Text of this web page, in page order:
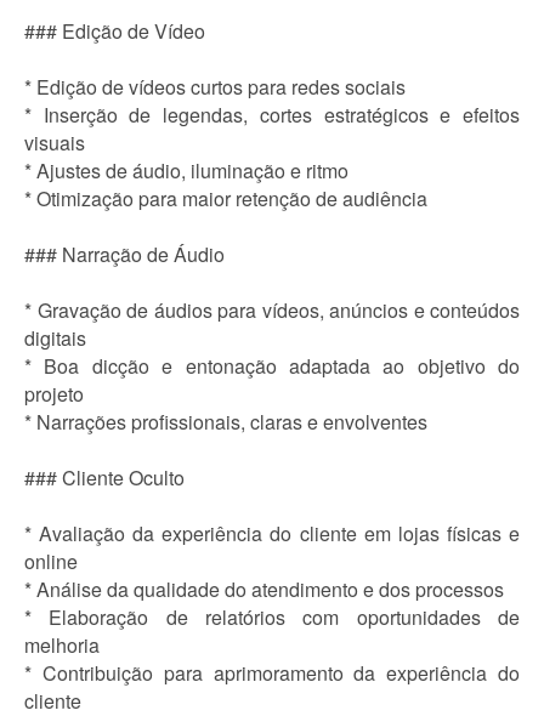
### Edição de Vídeo
* Edição de vídeos curtos para redes sociais
* Inserção de legendas, cortes estratégicos e efeitos
visuais
* Ajustes de áudio, iluminação e ritmo
* Otimização para maior retenção de audiência
### Narração de Áudio
* Gravação de áudios para vídeos, anúncios e conteúdos
digitais
* Boa dicção e entonação adaptada ao objetivo do
projeto
* Narrações profissionais, claras e envolventes
### Cliente Oculto
* Avaliação da experiência do cliente em lojas físicas e
online
* Análise da qualidade do atendimento e dos processos
* Elaboração de relatórios com oportunidades de
melhoria
* Contribuição para aprimoramento da experiência do
cliente